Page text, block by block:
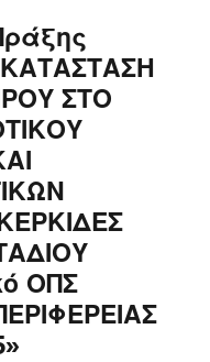
ΣΤΟ
ΟΠΣ